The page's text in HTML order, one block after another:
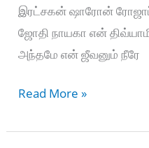
இரட்சகன் ஷாரோன் ரோஜாப்
ஜோதி நாயகா என்
அந்தமே என் ஜீவனும் நீரே
ஆணி
கண்டேனே
Read More »